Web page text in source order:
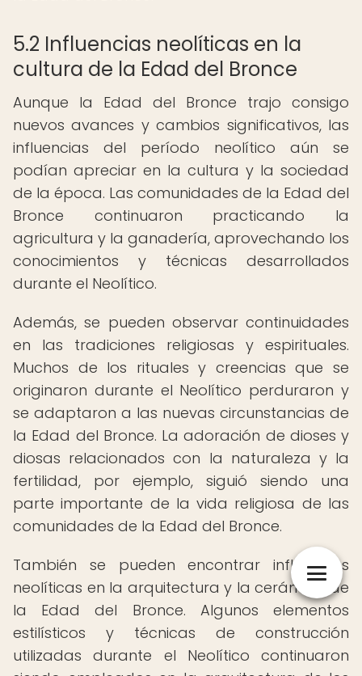
5.2 Influencias neolíticas en la
cultura de la Edad del Bronce
Aunque la Edad del Bronce trajo consigo
nuevos avances y cambios significativos, las
influencias del período neolítico aún se
podían apreciar en la cultura y la sociedad
de la época. Las comunidades de la Edad del
Bronce continuaron practicando la
agricultura y la ganadería, aprovechando los
conocimientos y técnicas desarrollados
durante el Neolítico.
Además, se pueden observar continuidades
en las tradiciones religiosas y espirituales.
Muchos de los rituales y creencias que se
originaron durante el Neolítico perduraron y
se adaptaron a las nuevas circunstancias de
la Edad del Bronce. La adoración de dioses y
diosas relacionados con la naturaleza y la
fertilidad, por ejemplo, siguió siendo una
parte importante de la vida religiosa de las
comunidades de la Edad del Bronce.
También se pueden encontrar influencias
neolíticas en la arquitectura y la cerámica de
la Edad del Bronce. Algunos elementos
estilísticos y técnicas de construcción
utilizadas durante el Neolítico continuaron